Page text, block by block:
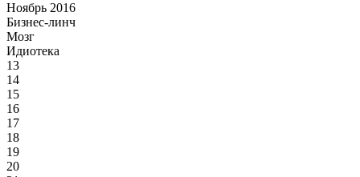
Ноябрь 2016
Бизнес-линч
Мозг
Идиотека
13
14
15
16
17
18
19
20